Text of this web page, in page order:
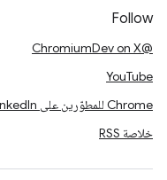
Follow
@ChromiumDev on X
YouTube
Chrome للمطوّرين على LinkedIn
خلاصة RSS